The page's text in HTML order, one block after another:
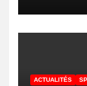
ACTUALITÉS